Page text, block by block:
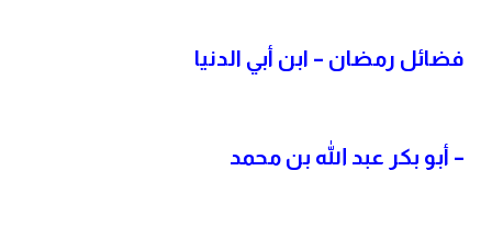
فضائل رمضان – ابن أبي الدنيا
– أبو بكر عبد الله بن محمد